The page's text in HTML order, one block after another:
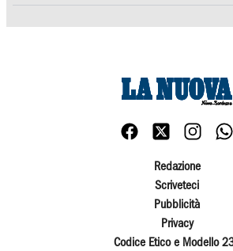
Redazione
Scriveteci
Pubblicità
Privacy
Codice Etico e Modello